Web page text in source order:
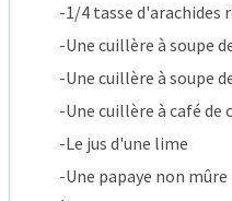
-1/4 tasse d'arachides
-Une cuillère à soupe
-Une cuillère à soupe
-Une cuillère à café de
-Le jus d'une lime
-Une papaye non mûre